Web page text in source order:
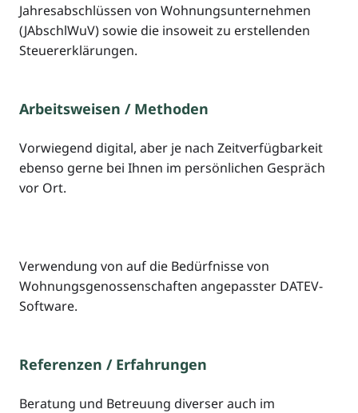
Jahresabschlüssen von Wohnungsunternehmen
(JAbschlWuV) sowie die insoweit zu erstellenden
Steuererklärungen.
Arbeitsweisen / Methoden
Vorwiegend digital, aber je nach Zeitverfügbarkeit
ebenso gerne bei Ihnen im persönlichen Gespräch
vor Ort.
Verwendung von auf die Bedürfnisse von
Wohnungsgenossenschaften angepasster DATEV-
Software.
Referenzen / Erfahrungen
Beratung und Betreuung diverser auch im